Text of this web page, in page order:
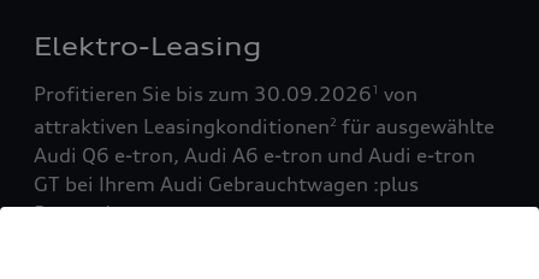
Elektro-Leasing
Profitieren Sie bis zum 30.09.20261 von
attraktiven Leasingkonditionen2 für ausgewählte
Audi Q6 e-tron, Audi A6 e-tron und Audi e-tron
GT bei Ihrem Audi Gebrauchtwagen :plus
Partner!